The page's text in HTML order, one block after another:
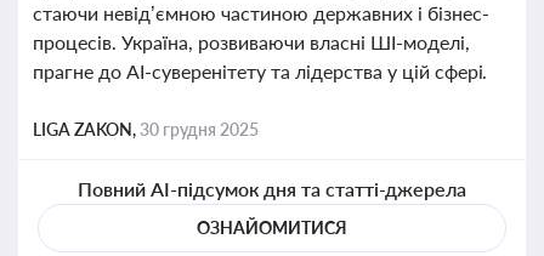
стаючи невід’ємною частиною державних і бізнес-
процесів. Україна, розвиваючи власні ШІ-моделі,
прагне до AI-суверенітету та лідерства у цій сфері.
LIGA ZAKON,30 грудня 2025
Повний AI-підсумок дня та статті-джерела
ОЗНАЙОМИТИСЯ